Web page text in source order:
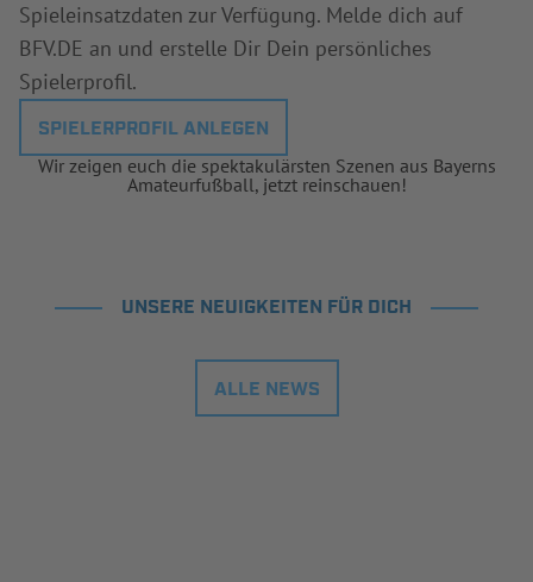
Spieleinsatzdaten zur Verfügung. Melde dich auf
BFV.DE an und erstelle Dir Dein persönliches
Spielerprofil.
SPIELERPROFIL ANLEGEN
Wir zeigen euch die spektakulärsten Szenen aus Bayerns
Amateurfußball, jetzt reinschauen!
UNSERE NEUIGKEITEN FÜR DICH
ALLE NEWS